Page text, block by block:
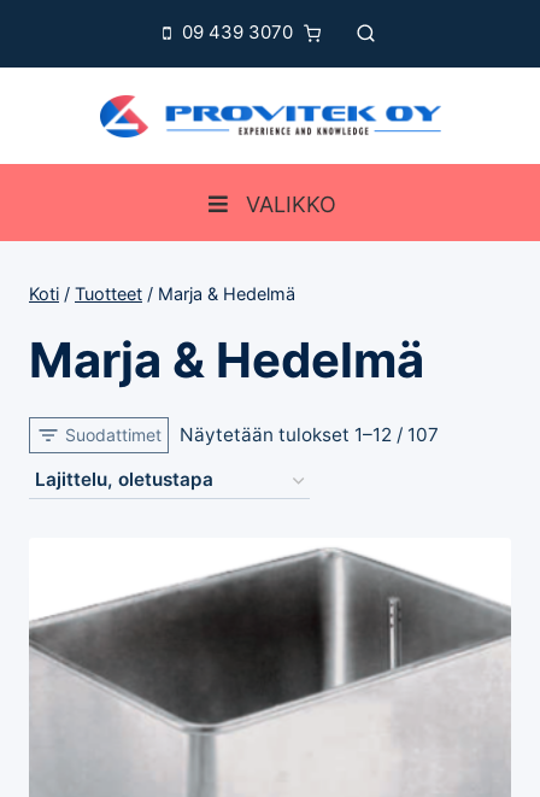
09 439 3070
VALIKKO
Koti / Tuotteet / Marja & Hedelmä
Marja & Hedelmä
Suodattimet Näytetään tulokset 1–12 / 107